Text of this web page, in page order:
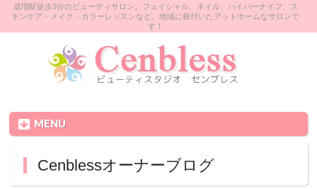
成増駅徒歩3分のビューティサロン。フェイシャル、ネイル、ハイパーナイフ、ス
キンケア・メイク・カラーレッスンなど。地域に根付いたアットホームなサロンで
す！
MENU
Cenblessオーナーブログ